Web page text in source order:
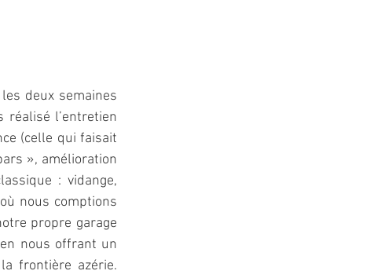
deux semaines
réalisé l’entretien
(celle qui faisait
», amélioration
: vidange,
nous comptions
propre garage
nous offrant un
frontière azérie.